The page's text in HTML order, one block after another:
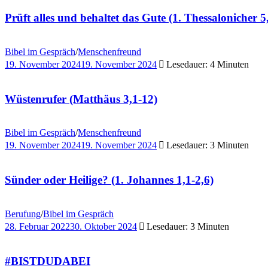
Prüft alles und behaltet das Gute (1. Thessalonicher
Bibel im Gespräch/Menschenfreund
19. November 202419. November 2024 Lesedauer: 4 Minuten
Wüstenrufer (Matthäus 3,1-12)
Bibel im Gespräch/Menschenfreund
19. November 202419. November 2024 Lesedauer: 3 Minuten
Sünder oder Heilige? (1. Johannes 1,1-2,6)
Berufung/Bibel im Gespräch
28. Februar 202230. Oktober 2024 Lesedauer: 3 Minuten
#BISTDUDABEI